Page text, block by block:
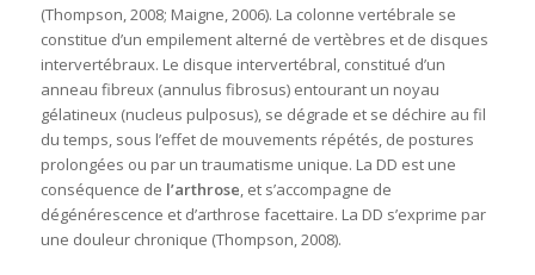
(Thompson, 2008; Maigne, 2006). La colonne vertébrale se
constitue d’un empilement alterné de vertèbres et de disques
intervertébraux. Le disque intervertébral, constitué d’un
anneau fibreux (annulus fibrosus) entourant un noyau
gélatineux (nucleus pulposus), se dégrade et se déchire au fil
du temps, sous l’effet de mouvements répétés, de postures
prolongées ou par un traumatisme unique. La DD est une
conséquence de l’arthrose , et s’accompagne de
dégénérescence et d’arthrose facettaire. La DD s’exprime par
une douleur chronique (Thompson, 2008).